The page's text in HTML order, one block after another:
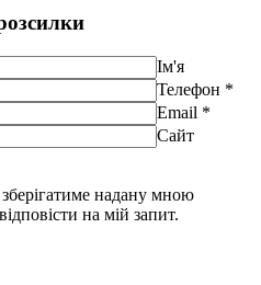
Ім'я
Телефон *
Email *
Сайт
надану мною
на мій запит.